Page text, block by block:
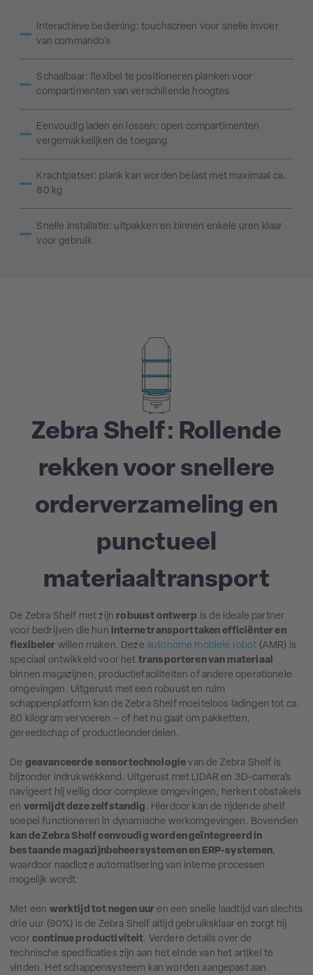
Interactieve bediening: touchscreen voor snelle invoer
van commando's
Schaalbaar: flexibel te positioneren planken voor
compartimenten van verschillende hoogtes
Eenvoudig laden en lossen: open compartimenten
vergemakkelijken de toegang
Krachtpatser: plank kan worden belast met maximaal ca.
80 kg
Snelle installatie: uitpakken en binnen enkele uren klaar
voor gebruik
Zebra Shelf: Rollende
rekken voor snellere
orderverzameling en
punctueel
materiaaltransport
De Zebra Shelf met zijn robuust ontwerp is de ideale partner
voor bedrijven die hun interne transporttaken efficiënter en
flexibeler willen maken. Deze autonome mobiele robot (AMR) is
speciaal ontwikkeld voor het transporteren van materiaal
binnen magazijnen, productiefaciliteiten of andere operationele
omgevingen. Uitgerust met een robuust en ruim
schappenplatform kan de Zebra Shelf moeiteloos ladingen tot ca.
80 kilogram vervoeren – of het nu gaat om pakketten,
gereedschap of productieonderdelen.
De geavanceerde sensortechnologie van de Zebra Shelf is
bijzonder indrukwekkend. Uitgerust met LIDAR en 3D-camera’s
navigeert hij veilig door complexe omgevingen, herkent obstakels
en vermijdt deze zelfstandig . Hierdoor kan de rijdende shelf
soepel functioneren in dynamische werkomgevingen. Bovendien
kan de Zebra Shelf eenvoudig worden geïntegreerd in
bestaande magazijnbeheersystemen en ERP-systemen,
waardoor naadloze automatisering van interne processen
mogelijk wordt.
Met een werktijd tot negen uur en een snelle laadtijd van slechts
drie uur (90%) is de Zebra Shelf altijd gebruiksklaar en zorgt hij
voorcontinue productiviteit. Verdere details over de
technische specificaties zijn aan het einde van het artikel te
vinden. Het schappensysteem kan worden aangepast aan